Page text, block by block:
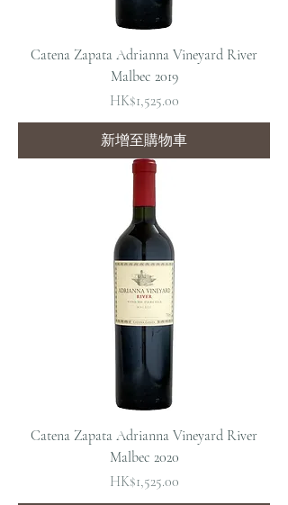
Catena Zapata Adrianna Vineyard River
Malbec 2019
價格
HK$1,525.00
新增至購物車
Catena Zapata Adrianna Vineyard River
Malbec 2020
價格
HK$1,525.00